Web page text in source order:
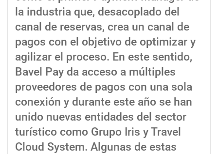
la industria que, desacoplado del
canal de reservas, crea un canal de
pagos con el objetivo de optimizar y
agilizar el proceso. En este sentido,
Bavel Pay da acceso a múltiples
proveedores de pagos con una sola
conexión y durante este año se han
unido nuevas entidades del sector
turístico como Grupo Iris y Travel
Cloud System. Algunas de estas